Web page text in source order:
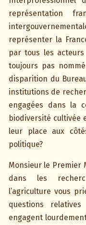
représentation
représenter la
par tous les
toujours pas
disparition du
institutions de
engagées dans la
biodiversité cultivée
leur place aux
politique?
Monsieur le Premier
dans les
l’agriculture vous
questions
engagent